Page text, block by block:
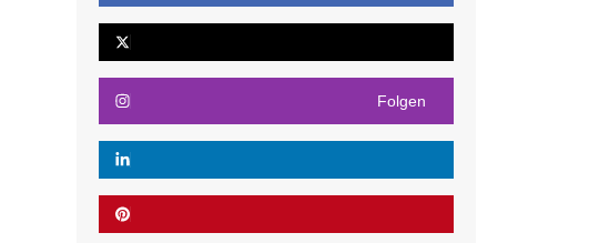
Folgen